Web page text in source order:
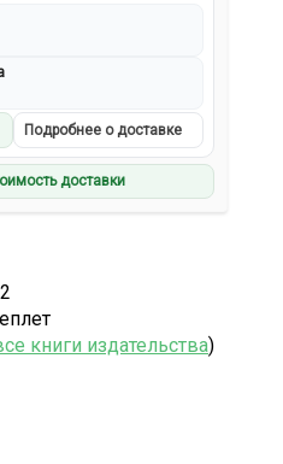
Подробнее о доставке
доставки
книги издательства)